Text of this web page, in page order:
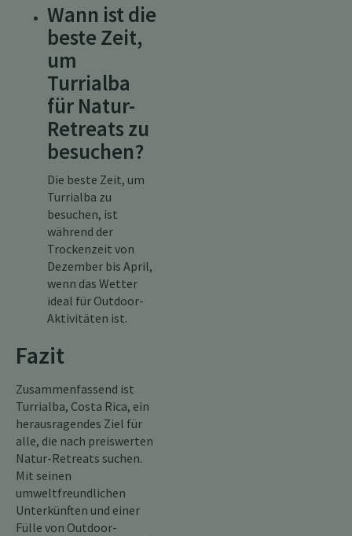
Wann ist die
beste Zeit,
um
Turrialba
für Natur-
Retreats zu
besuchen?
Die beste Zeit, um
Turrialba zu
besuchen, ist
während der
Trockenzeit von
Dezember bis April,
wenn das Wetter
ideal für Outdoor-
Aktivitäten ist.
Fazit
Zusammenfassend ist
Turrialba, Costa Rica, ein
herausragendes Ziel für
alle, die nach preiswerten
Natur-Retreats suchen.
Mit seinen
umweltfreundlichen
Unterkünften und einer
Fülle von Outdoor-